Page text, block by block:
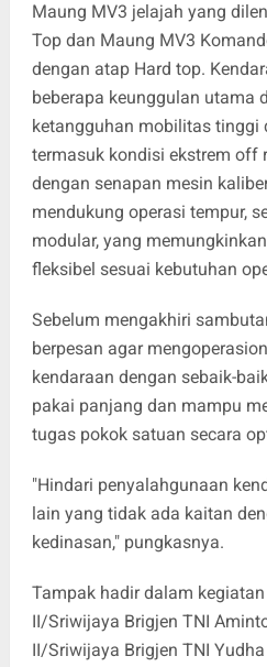
Maung MV3 jelajah yang
Top dan Maung MV3
dengan atap Hard top.
beberapa keunggulan utama
ketangguhan mobilitas tinggi
termasuk kondisi ekstrem off
dengan senapan mesin
mendukung operasi tempur,
modular, yang
fleksibel sesuai kebutuhan
Sebelum mengakhiri
berpesan agar
kendaraan dengan sebaik-
pakai panjang dan mampu
tugas pokok satuan secara
"Hindari penyalahgunaan
lain yang tidak ada kaitan
kedinasan," pungkasnya.
Tampak hadir dalam
II/Sriwijaya Brigjen TNI
II/Sriwijaya Brigjen TNI